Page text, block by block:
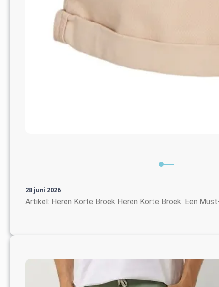
28 juni 2026
Artikel: Heren Korte Broek Heren Korte Broek: Een